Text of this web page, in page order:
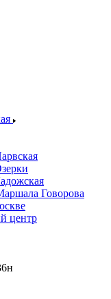
Говорова
центр